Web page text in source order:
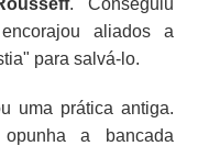
aliados a
para salvá-lo.
uma prática antiga.
a bancada